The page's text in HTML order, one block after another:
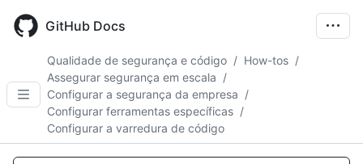
main
GitHub Docs
Qualidade de segurança e código / How-tos /
Assegurar segurança em escala /
Configurar a segurança da empresa /
Configurar ferramentas específicas /
Configurar a varredura de código